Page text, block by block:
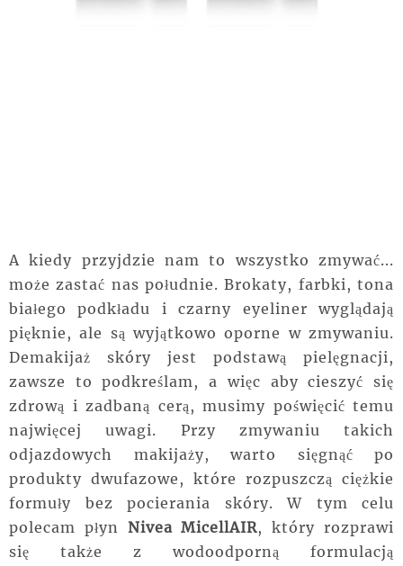
A kiedy przyjdzie nam to wszystko zmywać...
może zastać nas południe. Brokaty, farbki, tona
białego podkładu i czarny eyeliner wyglądają
pięknie, ale są wyjątkowo oporne w zmywaniu.
Demakijaż skóry jest podstawą pielęgnacji,
zawsze to podkreślam, a więc aby cieszyć się
zdrową i zadbaną cerą, musimy poświęcić temu
najwięcej uwagi. Przy zmywaniu takich
odjazdowych makijaży, warto sięgnąć po
produkty dwufazowe, które rozpuszczą ciężkie
formuły bez pocierania skóry. W tym celu
polecam płyn Nivea MicellAIR, który rozprawi
się także z wodoodporną formulacją